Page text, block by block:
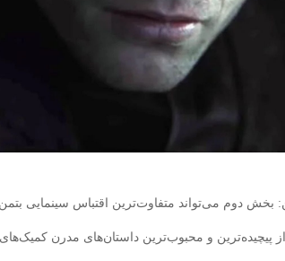
بخش دوم می‌تواند متفاوت‌ترین اقتباس سینمایی